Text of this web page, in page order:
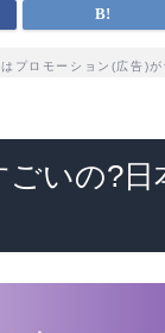
プロモーション(広告)が
いの?